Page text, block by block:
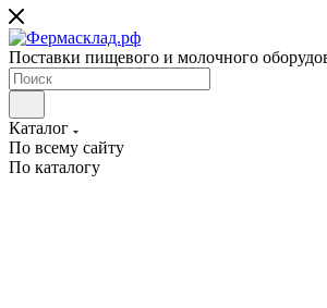
Поставки пищевого и молочного
Каталог
По всему сайту
По каталогу